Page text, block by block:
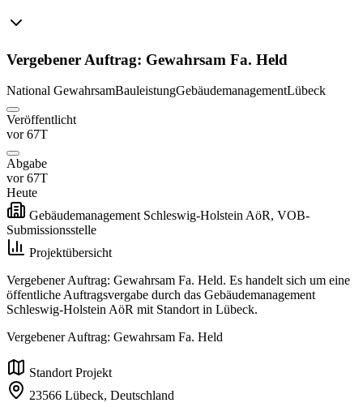
Vergebener Auftrag: Gewahrsam Fa. Held
National GewahrsamBauleistungGebäudemanagementLübeck
Veröffentlicht
vor 67T
Abgabe
vor 67T
Heute
Gebäudemanagement Schleswig-Holstein AöR, VOB-
Submissionsstelle
Projektübersicht
Vergebener Auftrag: Gewahrsam Fa. Held. Es handelt sich um eine
öffentliche Auftragsvergabe durch das Gebäudemanagement
Schleswig-Holstein AöR mit Standort in Lübeck.
Vergebener Auftrag: Gewahrsam Fa. Held
Standort Projekt
23566 Lübeck, Deutschland